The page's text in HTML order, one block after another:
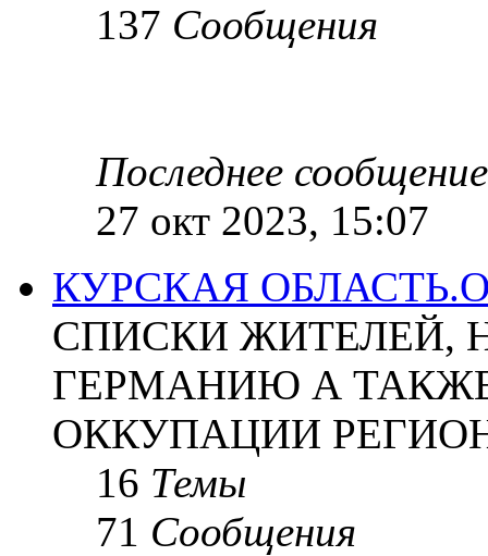
137 Сообщения
Последнее сообщение
27 окт 2023, 15:07
КУРСКАЯ
СПИСКИ ЖИТЕЛЕЙ,
ГЕРМАНИЮ А
ОККУПАЦИИ
16 Темы
71 Сообщения